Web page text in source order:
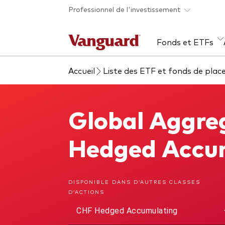
Skip to main content
Professionnel de l'investissement
Fonds et ETFs
Tous les produits
ETFs
Liste des analyses
À propos de Vanguard
Accueil Liste des ETF et fonds de
Global
Hedged
DISPONIBLE DANS D’AUTRES CLASSES
D’ACTIONS
CHF Hedged Accumulating